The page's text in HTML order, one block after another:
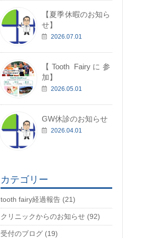
【夏季休暇のお知ら
せ】
2026.07.01
【Tooth Fairyに参
加】
2026.05.01
GW休診のお知らせ
2026.04.01
カテゴリー
tooth fairy経過報告 (21)
クリニックからのお知らせ (92)
受付のブログ (19)